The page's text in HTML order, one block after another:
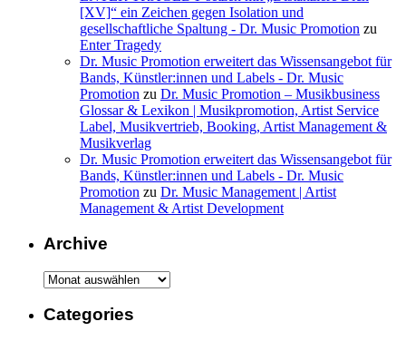
[XV]“ ein Zeichen gegen Isolation und
gesellschaftliche Spaltung - Dr. Music Promotion zu
Enter Tragedy
Dr. Music Promotion erweitert das Wissensangebot für
Bands, Künstler:innen und Labels - Dr. Music
Promotion zu Dr. Music Promotion – Musikbusiness
Glossar & Lexikon | Musikpromotion, Artist Service
Label, Musikvertrieb, Booking, Artist Management &
Musikverlag
Dr. Music Promotion erweitert das Wissensangebot für
Bands, Künstler:innen und Labels - Dr. Music
Promotion zu Dr. Music Management | Artist
Management & Artist Development
Archive
Archive
Categories